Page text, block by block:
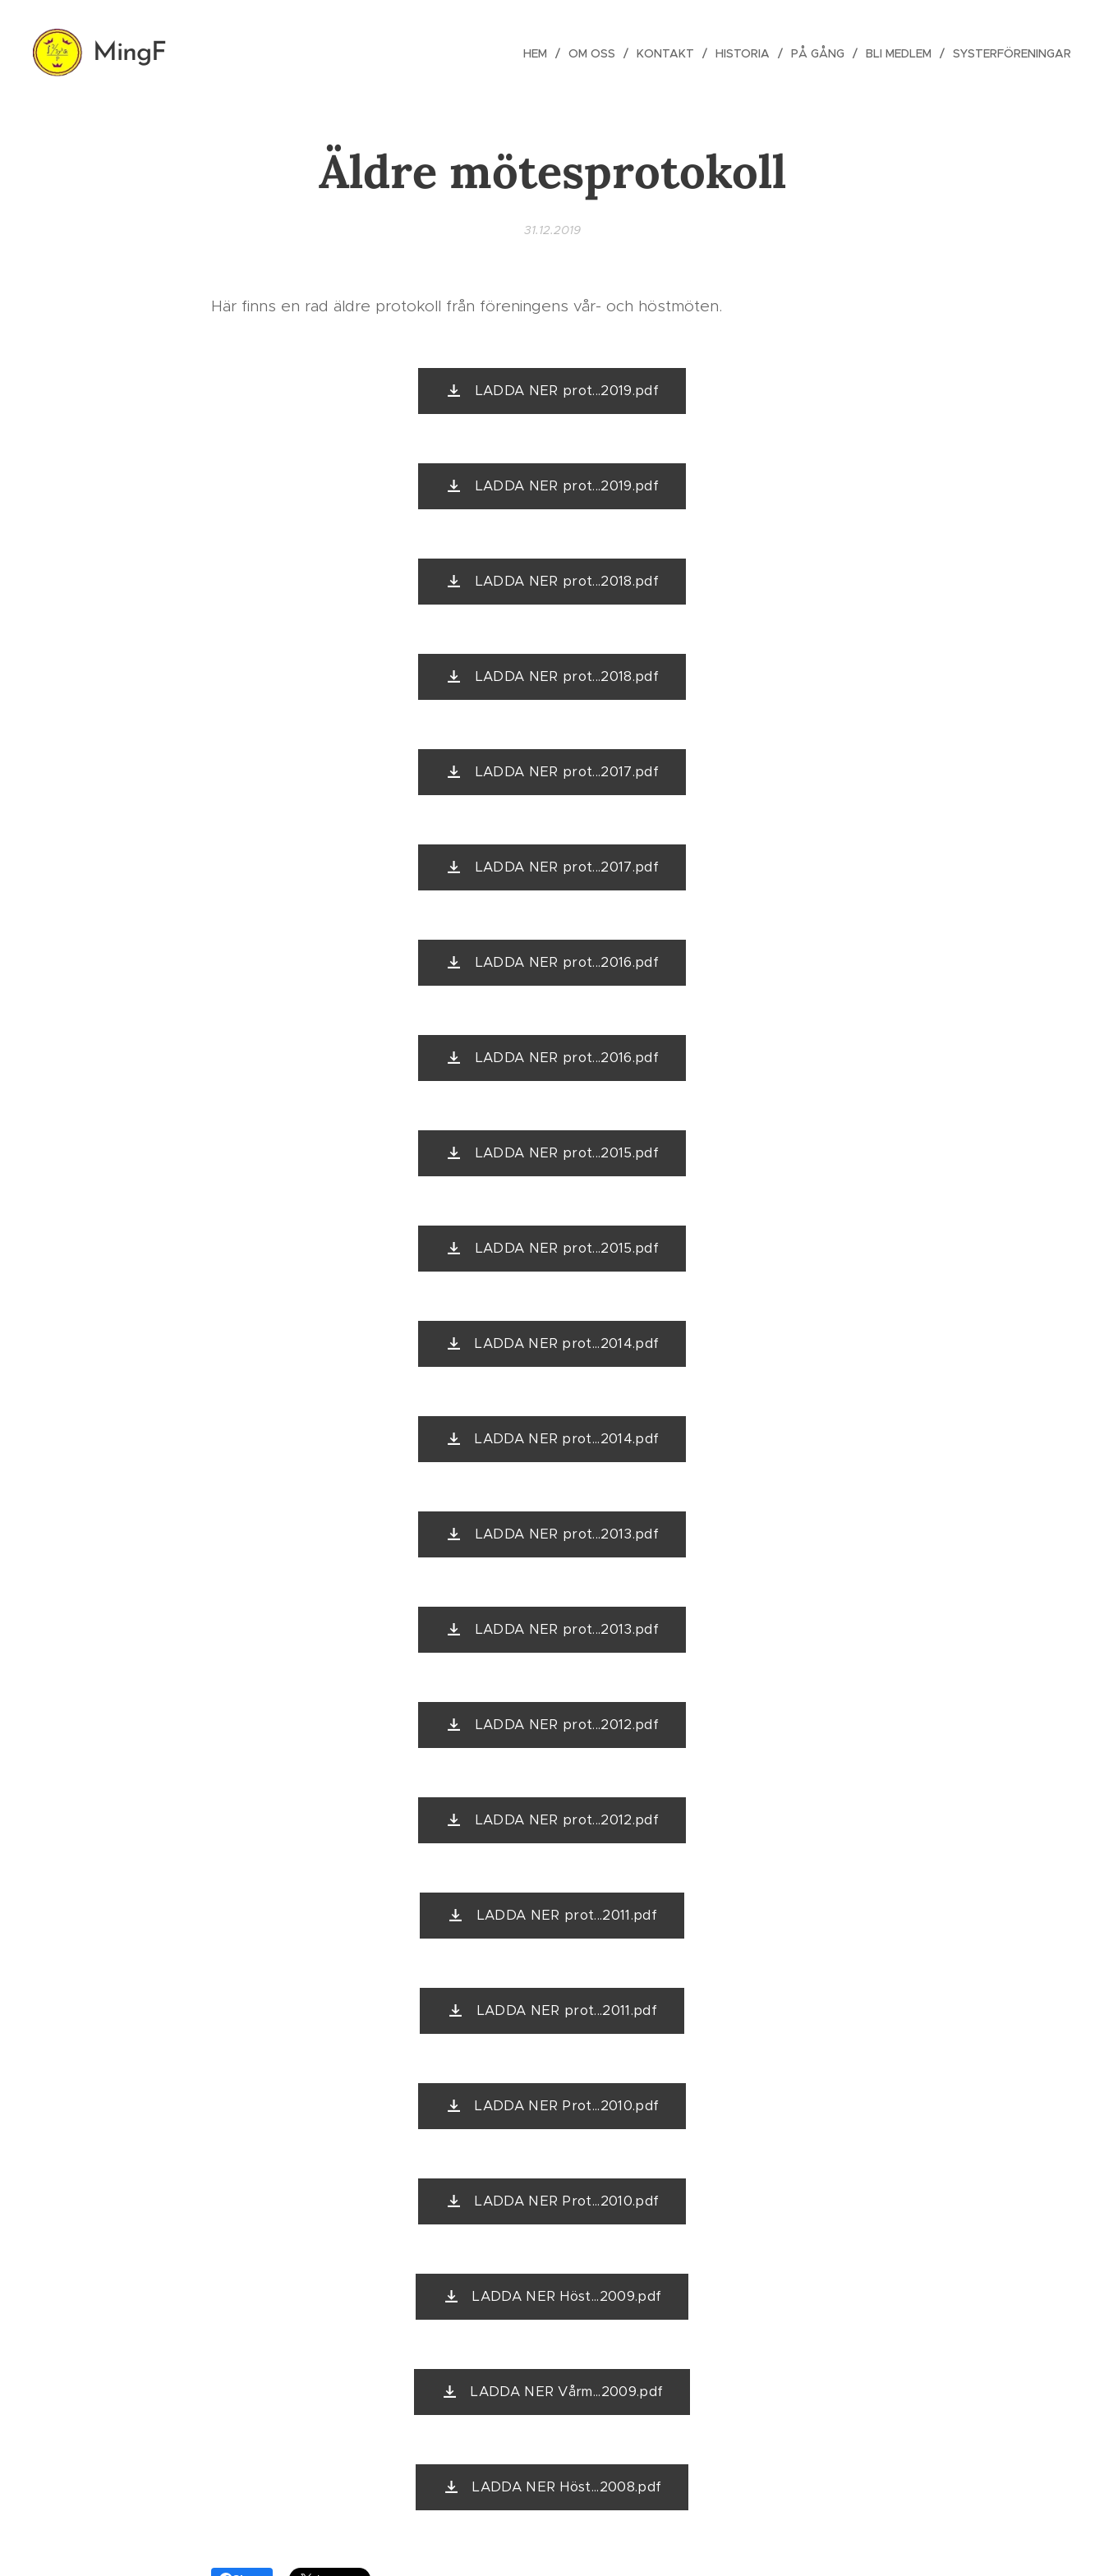
MingF HEM OM OSS KONTAKT HISTORIA PÅ GÅNG BLI MEDLEM SYSTERFÖRENINGAR
Äldre mötesprotokoll
31.12.2019
Här finns en rad äldre protokoll från föreningens vår- och höstmöten.
LADDA NER prot...2019.pdf
LADDA NER prot...2019.pdf
LADDA NER prot...2018.pdf
LADDA NER prot...2018.pdf
LADDA NER prot...2017.pdf
LADDA NER prot...2017.pdf
LADDA NER prot...2016.pdf
LADDA NER prot...2016.pdf
LADDA NER prot...2015.pdf
LADDA NER prot...2015.pdf
LADDA NER prot...2014.pdf
LADDA NER prot...2014.pdf
LADDA NER prot...2013.pdf
LADDA NER prot...2013.pdf
LADDA NER prot...2012.pdf
LADDA NER prot...2012.pdf
LADDA NER prot...2011.pdf
LADDA NER prot...2011.pdf
LADDA NER Prot...2010.pdf
LADDA NER Prot...2010.pdf
LADDA NER Höst...2009.pdf
LADDA NER Vårm...2009.pdf
LADDA NER Höst...2008.pdf